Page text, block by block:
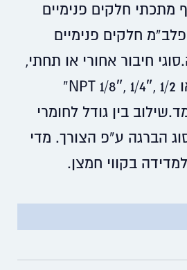
מתכתי חלקים פנימיים
חלקים פנימיים
חיבור אחורי או תחתי,
סוג הברגה BSP או NPT 1/8″, 1/4″, 1/2”
בין גודל לחומרי
הברגה ע”פ הצורך. מדי
בקווי חמצן.